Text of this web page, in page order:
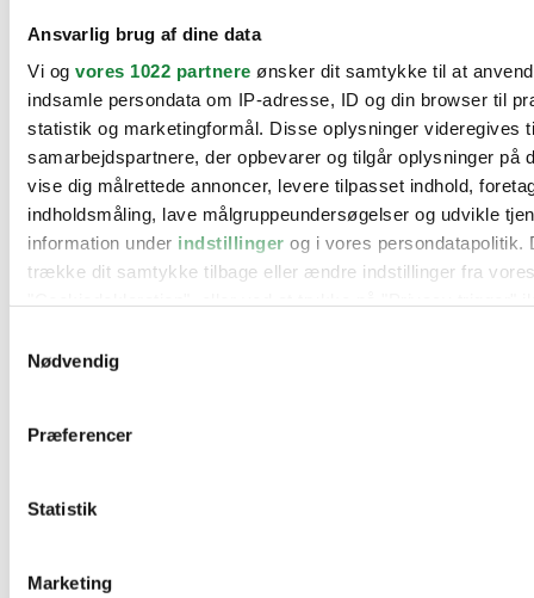
Ansvarlig brug af dine data
Vi og vores 1022 partnere ønsker dit samtykke til at
indsamle persondata om IP-adresse, ID og din browser til
statistik og marketingformål. Disse oplysninger videregives
samarbejdspartnere, der opbevarer og tilgår oplysninger på
vise dig målrettede annoncer, levere tilpasset indhold,
indholdsmåling, lave målgruppeundersøgelser og udvikle
information under indstillinger og i vores persondatapolitik.
trække dit samtykke tilbage eller ændre indstillinger fra
Hvis du tillader det, vil vi også gerne:
Identificere din enhed baseret på en scanning af
Dine valg anvendes på hele websitet.
Nødvendig
Præferencer
Statistik
Marketing
Audi
BMW
Citroën
Cupra
Dacia
Fiat
Ford
Hyundai
Mercedes
MG
Peugeot
Suzuki
Øvrige informationer